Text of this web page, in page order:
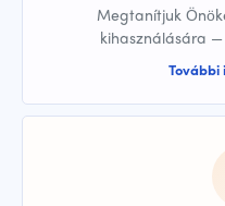
Megtanítjuk
kihasználására
További